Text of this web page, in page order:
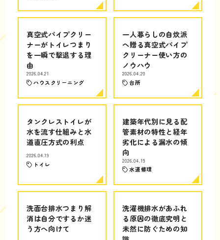
真空式パイプクリー
ナーがトイレつまり
を一瞬で撃退する理
由
2026.04.21
ハウスクリーニング
一人暮らしの自炊派
へ贈る真空式パイプ
クリーナー使い方の
ノウハウ
2026.04.20
台所
タンクレストイレが
水を流す仕組みと水
道直圧方式の利点
2026.04.19
トイレ
建築年代別に見る配
管素材の特性と経年
劣化による漏水の傾
向
2026.04.19
水道修理
洗面台排水つまり解
消は自分でするか迷
う方へ向けて
洗濯機排水があふれ
る原因の徹底究明と
未然に防ぐための知